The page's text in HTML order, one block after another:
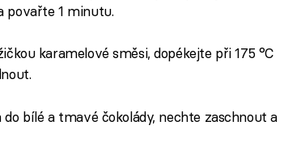
povařte 1 minutu.
karamelové směsi, dopékejte při 175 °C
bílé a tmavé čokolády, nechte zaschnout a